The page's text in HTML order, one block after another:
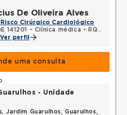
De Oliveira Alves
Risco Cirúrgico Cardiológico
141201 - Clínica médica •
RQE 141202 - Cardiologia
Ver perfil
uma consulta
- Unidade
Jardim Guarulhos, Guarulhos,